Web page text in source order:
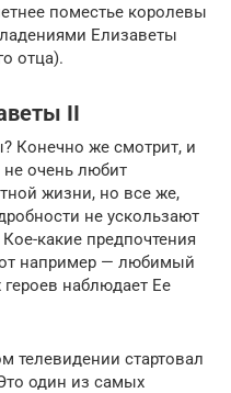
поместье королевы
Елизаветы
отца).
II
Конечно же смотрит, и
не очень любит
жизни, но все же,
не ускользают
какие предпочтения
например — любимый
героев наблюдает Ее
телевидении стартовал
один из самых